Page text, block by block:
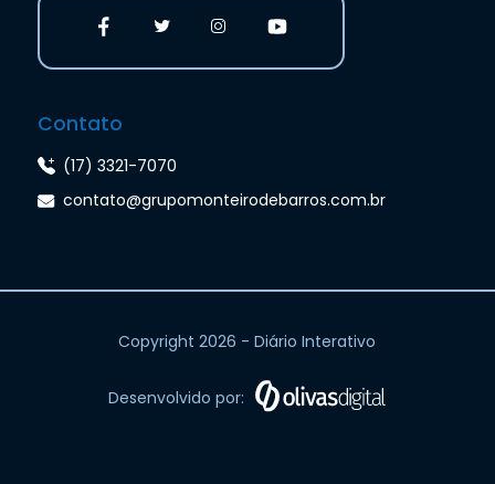
Contato
(17) 3321-7070
contato@grupomonteirodebarros.com.br
Copyright 2026 - Diário Interativo
Desenvolvido por: